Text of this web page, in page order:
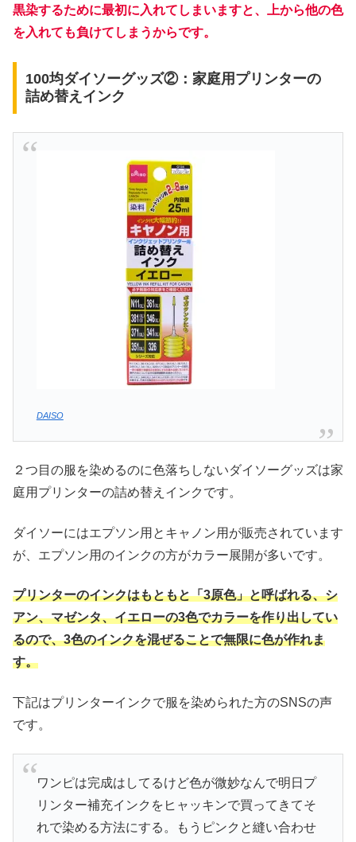
黒染するために最初に入れてしまいますと、上から他の色
を入れても負けてしまうからです。
100均ダイソーグッズ②：家庭用プリンターの
詰め替えインク
DAISO
２つ目の服を染めるのに色落ちしないダイソーグッズは家
庭用プリンターの詰め替えインクです。
ダイソーにはエプソン用とキャノン用が販売されています
が、エプソン用のインクの方がカラー展開が多いです。
プリンターのインクはもともと「3原色」と呼ばれる、シ
アン、マゼンタ、イエローの3色でカラーを作り出してい
るので、3色のインクを混ぜることで無限に色が作れま
す。
下記はプリンターインクで服を染められた方のSNSの声
です。
ワンピは完成はしてるけど色が微妙なんで明日プ
リンター補充インクをヒャッキンで買ってきてそ
れで染める方法にする。もうピンクと縫い合わせ